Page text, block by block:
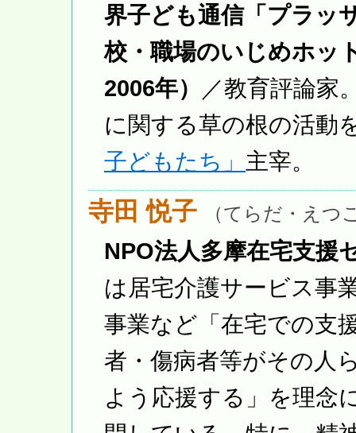
界子ども通信「プラッ
校・職場のいじめホッ
2006年）
／教育評論家
に関する草の根の活動
子どもたち」 主宰。
寺田 悦子 （てらだ・えつ
NPO法人多摩在宅支援
は居宅介護サービス事
事業など「在宅での支
者・傷病者等がその人
よう応援する」を理念